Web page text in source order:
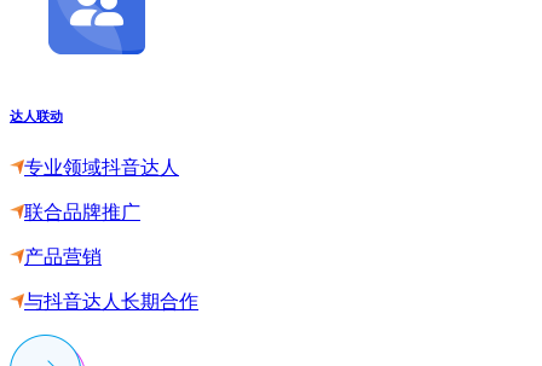
达人联动
专业领域抖音达人
联合品牌推广
产品营销
与抖音达人长期合作